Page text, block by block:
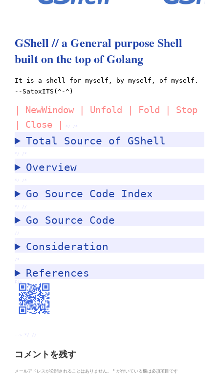
GShell // a General purpose Shell
built on the top of Golang
It is a shell for myself, by myself, of myself.
--SatoxITS(^-^)
NewWindow| Unfold Fold
Stop
Close */ /*
Total Source of GShell
*/ /*
Overview
*/ /*
Go Source Code Index
*/ //
Go Source Code
//
Consideration
/*
References
Fin.
--> */ //
コメントを残す
メールアドレスが公開されることはありません。 * が付いている欄は必須項目です